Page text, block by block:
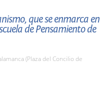
que se enmarca en
de Pensamiento de
(Plaza del Concilio de